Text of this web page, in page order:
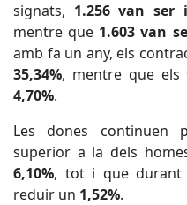
signats, 1.256 van ser
mentre que 1.603 van
amb fa un any, els
35,34%, mentre que els
4,70%.
Les dones continuen
superior a la dels
6,10%, tot i que durant
reduir un 1,52%.